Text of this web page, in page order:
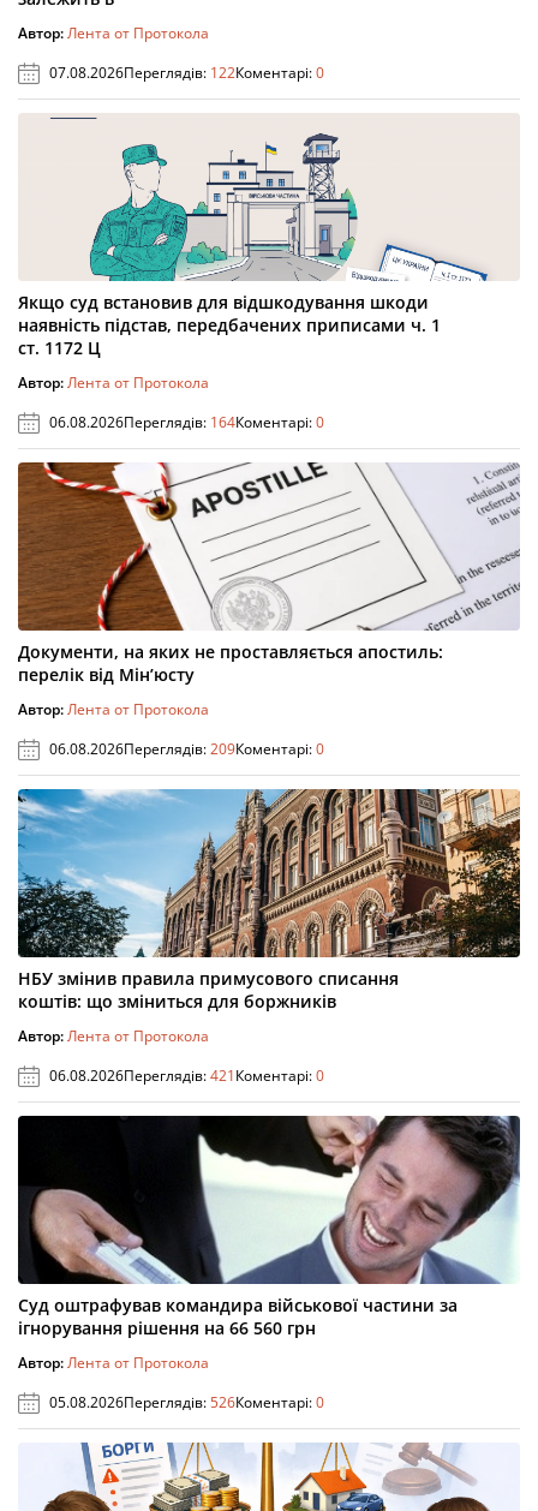
Автор:Лента от Протокола
07.08.2026Переглядів: 122Коментарі:0
Якщо суд встановив для відшкодування шкоди
наявність підстав, передбачених приписами ч. 1
ст. 1172 Ц
Автор:Лента от Протокола
06.08.2026Переглядів: 164Коментарі:0
Документи, на яких не проставляється апостиль:
перелік від Мін’юсту
Автор:Лента от Протокола
06.08.2026Переглядів:209Коментарі:0
НБУ змінив правила примусового списання
коштів: що зміниться для боржників
Автор:Лента от Протокола
06.08.2026Переглядів:421Коментарі:0
Суд оштрафував командира військової частини за
ігнорування рішення на 66 560 грн
Автор:Лента от Протокола
05.08.2026Переглядів:526Коментарі:0